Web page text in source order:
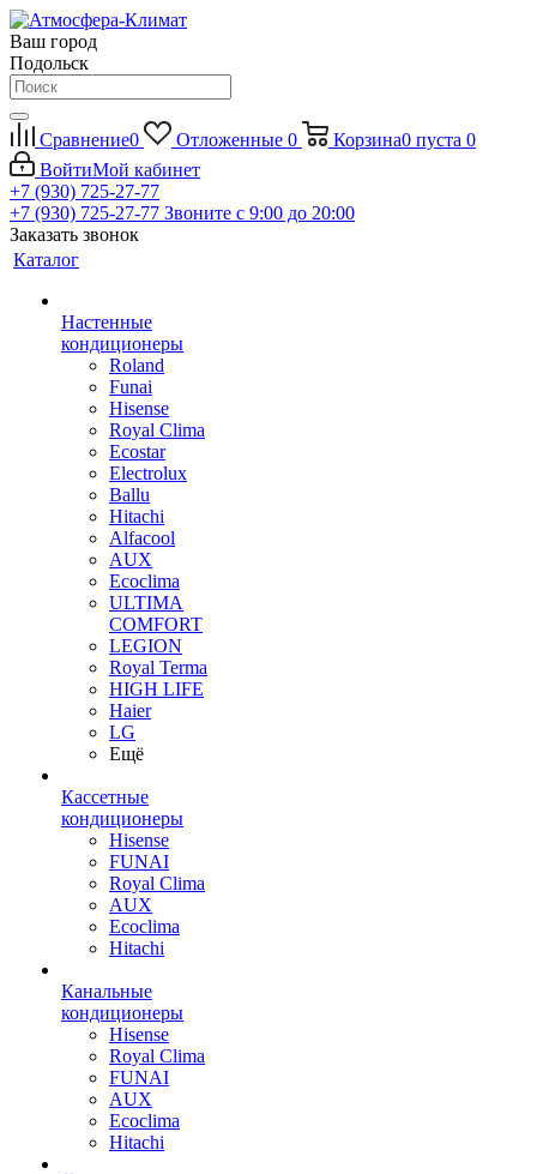
Ваш город
Подольск
Сравнение0 Отложенные 0 Корзина0 пуста 0
ВойтиМой кабинет
+7 (930) 725-27-77
+7 (930) 725-27-77 Звоните с 9:00 до 20:00
Заказать звонок
Каталог
Настенные
кондиционеры
Roland
Funai
Hisense
Royal Clima
Ecostar
Electrolux
Ballu
Hitachi
Alfacool
AUX
Ecoclima
ULTIMA
COMFORT
LEGION
Royal Terma
HIGH LIFE
Haier
LG
Ещё
Кассетные
кондиционеры
Hisense
FUNAI
Royal Clima
AUX
Ecoclima
Hitachi
Канальные
кондиционеры
Hisense
Royal Clima
FUNAI
AUX
Ecoclima
Hitachi